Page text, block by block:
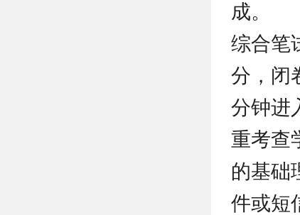
成。
综合笔
分，闭
分钟进
重考查
的基础
件或短